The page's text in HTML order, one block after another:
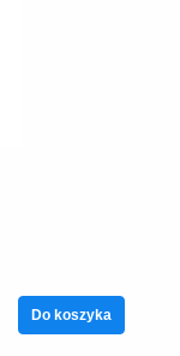
Do koszyka